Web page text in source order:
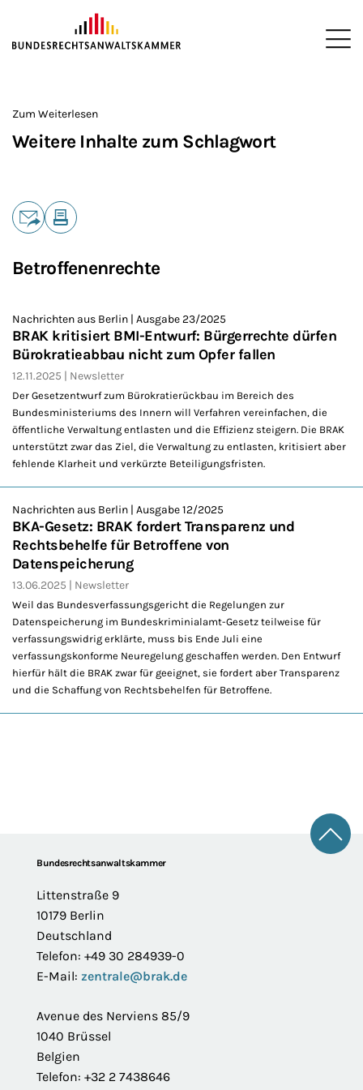
ZUM HAUPTINHALT SPRINGEN
Zum Weiterlesen
Weitere Inhalte zum Schlagwort
Teilen
Betroffenenrechte
Nachrichten aus Berlin | Ausgabe 23/2025
BRAK kritisiert BMI-Entwurf: Bürgerrechte dürfen
Bürokratieabbau nicht zum Opfer fallen
12.11.2025 Newsletter
Der Gesetzentwurf zum Bürokratierückbau im Bereich des
Bundesministeriums des Innern will Verfahren vereinfachen, die
öffentliche Verwaltung entlasten und die Effizienz steigern. Die BRAK
unterstützt zwar das Ziel, die Verwaltung zu entlasten, kritisiert aber
fehlende Klarheit und verkürzte Beteiligungsfristen.
Nachrichten aus Berlin | Ausgabe 12/2025
BKA-Gesetz: BRAK fordert Transparenz und
Rechtsbehelfe für Betroffene von
Datenspeicherung
13.06.2025 Newsletter
Weil das Bundesverfassungsgericht die Regelungen zur
Datenspeicherung im Bundeskriminialamt-Gesetz teilweise für
verfassungswidrig erklärte, muss bis Ende Juli eine
verfassungskonforme Neuregelung geschaffen werden. Den Entwurf
hierfür hält die BRAK zwar für geeignet, sie fordert aber Transparenz
und die Schaffung von Rechtsbehelfen für Betroffene.
FooterBundesrechtsanwaltskammer
Littenstraße 9
10179 Berlin
Deutschland
Telefon: +49 30 284939-0
E-Mail: zentrale@brak.de
Avenue des Nerviens 85/9
1040 Brüssel
Belgien
Telefon: +32 2 7438646